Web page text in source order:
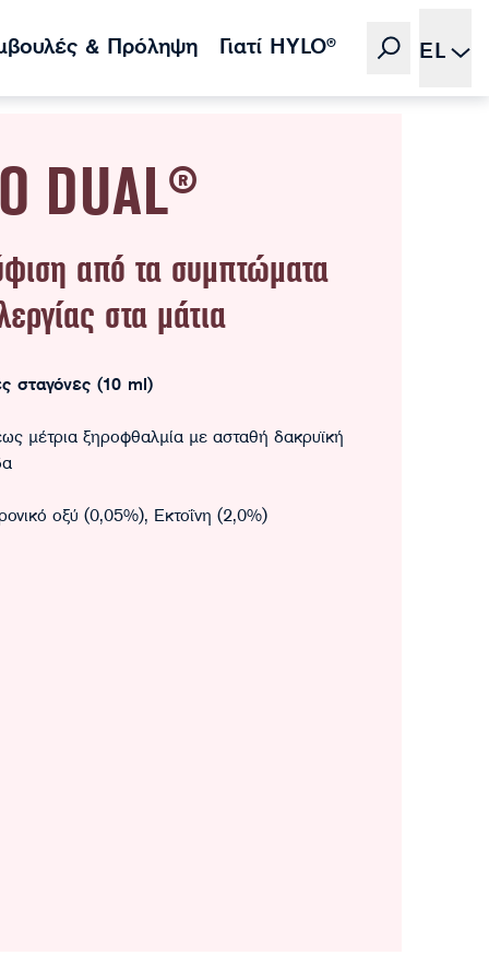
& Πρόληψη Γιατί HYLO® EL
DUAL®
από τα συμπτώματα
στα μάτια
σταγόνες (10 ml)
μέτρια ξηροφθαλμία με ασταθή δακρυϊκή
οξύ (0,05%), Εκτοΐνη (2,0%)